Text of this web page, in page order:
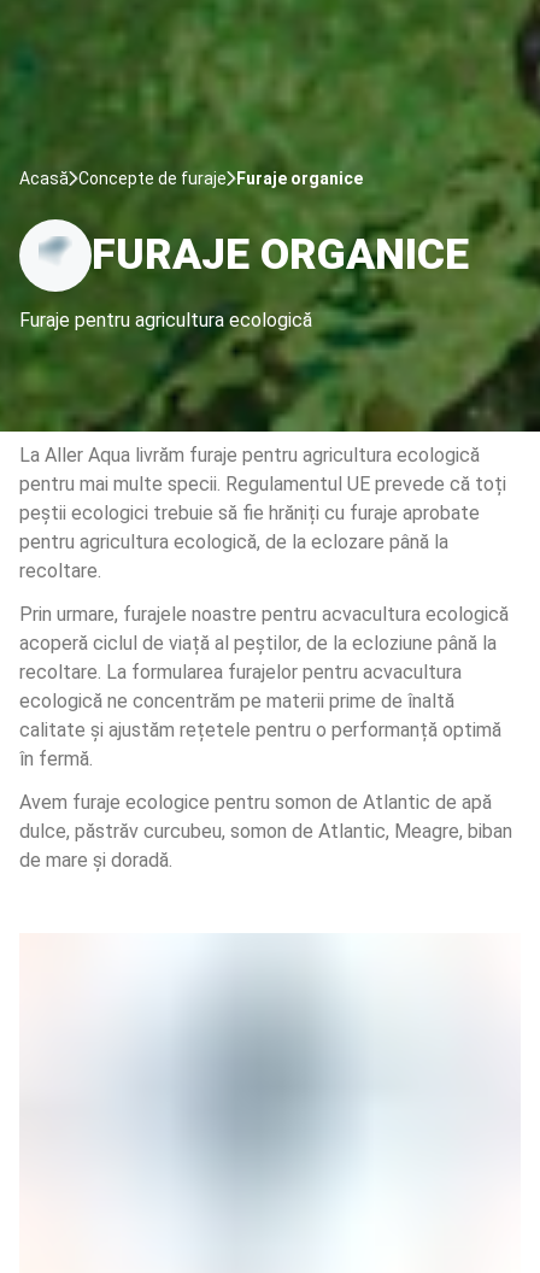
Acasă Concepte de furaje Furaje organice
FURAJE ORGANICE
Furaje pentru agricultura ecologică
La Aller Aqua livrăm furaje pentru agricultura ecologică
pentru mai multe specii. Regulamentul UE prevede că toți
peștii ecologici trebuie să fie hrăniți cu furaje aprobate
pentru agricultura ecologică, de la eclozare până la
recoltare.
Prin urmare, furajele noastre pentru acvacultura ecologică
acoperă ciclul de viață al peștilor, de la ecloziune până la
recoltare. La formularea furajelor pentru acvacultura
ecologică ne concentrăm pe materii prime de înaltă
calitate și ajustăm rețetele pentru o performanță optimă
în fermă.
Avem furaje ecologice pentru somon de Atlantic de apă
dulce, păstrăv curcubeu, somon de Atlantic, Meagre, biban
de mare și doradă.